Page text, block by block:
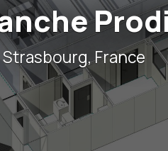
Strasbourg, France